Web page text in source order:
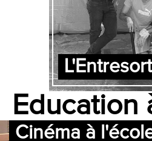
L'Entresort
Education
Cinéma à